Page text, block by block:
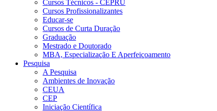
Cursos Técnicos - CEPRU
Cursos Profissionalizantes
Educar-se
Cursos de Curta Duração
Graduação
Mestrado e Doutorado
MBA, Especialização E Aperfeiçoamento
Pesquisa
A Pesquisa
Ambientes de Inovação
CEUA
CEP
Iniciação Científica